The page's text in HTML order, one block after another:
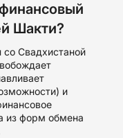
Шакти?
со Свадхистаной
и
из форм обмена